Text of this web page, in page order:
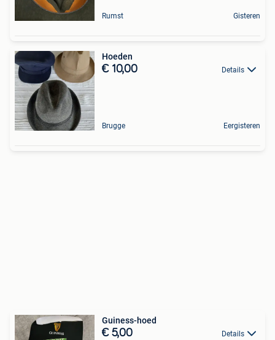
Rumst Gisteren
Hoeden
€ 10,00 Details
Brugge Eergisteren
Guiness-hoed
€ 5,00 Details